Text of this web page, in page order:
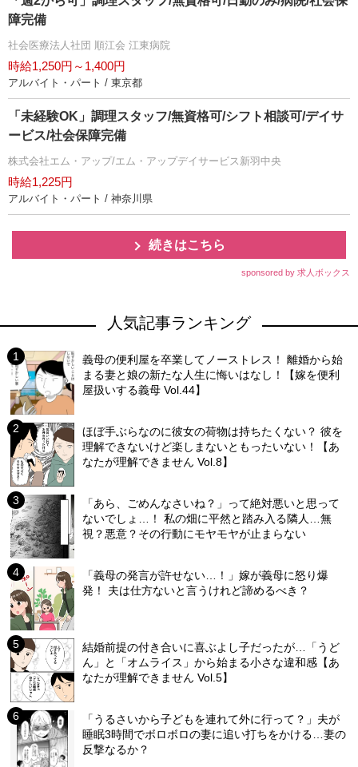
障完備
社会医療法人社団 順江会 江東病院
時給1,250円～1,400円
アルバイト・パート / 東京都
「未経験OK」調理スタッフ/無資格可/シフト相談可/デイサ
ービス/社会保障完備
株式会社エム・アップ/エム・アップデイサービス新羽中央
時給1,225円
アルバイト・パート / 神奈川県
続きはこちら
sponsored by 求人ボックス
人気記事ランキング
義母の便利屋を卒業してノーストレス！ 離婚から始
まる妻と娘の新たな人生に悔いはなし！【嫁を便利
屋扱いする義母 Vol.44】
ほぼ手ぶらなのに彼女の荷物は持ちたくない？ 彼を
理解できないけど楽しまないともったいない！【あ
なたが理解できません Vol.8】
「あら、ごめんなさいね？」って絶対悪いと思って
ないでしょ…！ 私の畑に平然と踏み入る隣人…無
視？悪意？その行動にモヤモヤが止まらない
「義母の発言が許せない…！」嫁が義母に怒り爆
発！ 夫は仕方ないと言うけれど諦めるべき？
結婚前提の付き合いに喜ぶよし子だったが…「うど
ん」と「オムライス」から始まる小さな違和感【あ
なたが理解できません Vol.5】
「うるさいから子どもを連れて外に行って？」夫が
睡眠3時間でボロボロの妻に追い打ちをかける…妻の
反撃なるか？